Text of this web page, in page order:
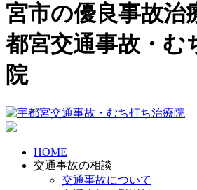
宮市の優良事故治
都宮交通事故・む
院
HOME
交通事故の相談
交通事故について